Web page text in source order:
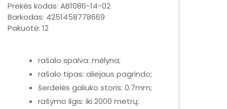
Prekės kodas: AB1086-14-02
Barkodas: 4251458778669
Pakuotė: 12
rašalo spalva: mėlyna;
rašalo tipas: aliejaus pagrindo;
šerdelės galiuko storis: 0.7mm;
rašymo ilgis: iki 2000 metrų;